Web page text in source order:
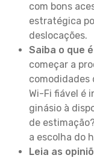
com bons
estratégica
deslocações.
Saiba o que
começar a
comodidades
Wi-Fi fiável é
ginásio à
de
a escolha do
Leia as